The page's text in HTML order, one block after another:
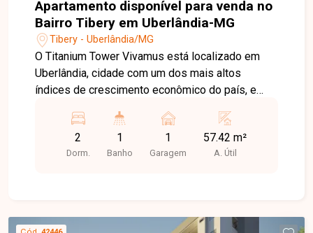
Apartamento disponível para venda no
Bairro Tibery em Uberlândia-MG
Tibery - Uberlândia/MG
O Titanium Tower Vivamus está localizado em
Uberlândia, cidade com um dos mais altos
índices de crescimento econômico do país, e
mais completos complexos multiuso do Brasil,
com duas torres de hotel, centro de convenções,
torre comercial, offices, coworking, contact center
2
Dorm.
1
Banho
1
Garagem
57.42 m²
A. Útil